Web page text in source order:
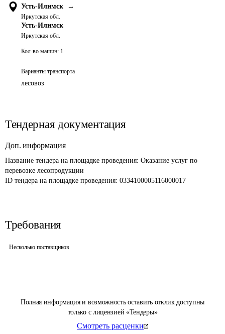
Полная информация и возможность оставить отклик доступны
только с лицензией «Тендеры»
Смотреть расценки
Усть-Илимск →
Иркутская обл.
Усть-Илимск
Иркутская обл.
Кол-во машин: 1
Варианты транспорта
лесовоз
Тендерная документация
Доп. информация
Название тендера на площадке проведения: Оказание услуг по
перевозке лесопродукции
ID тендера на площадке проведения: 0334100005116000017
Требования
Несколько поставщиков